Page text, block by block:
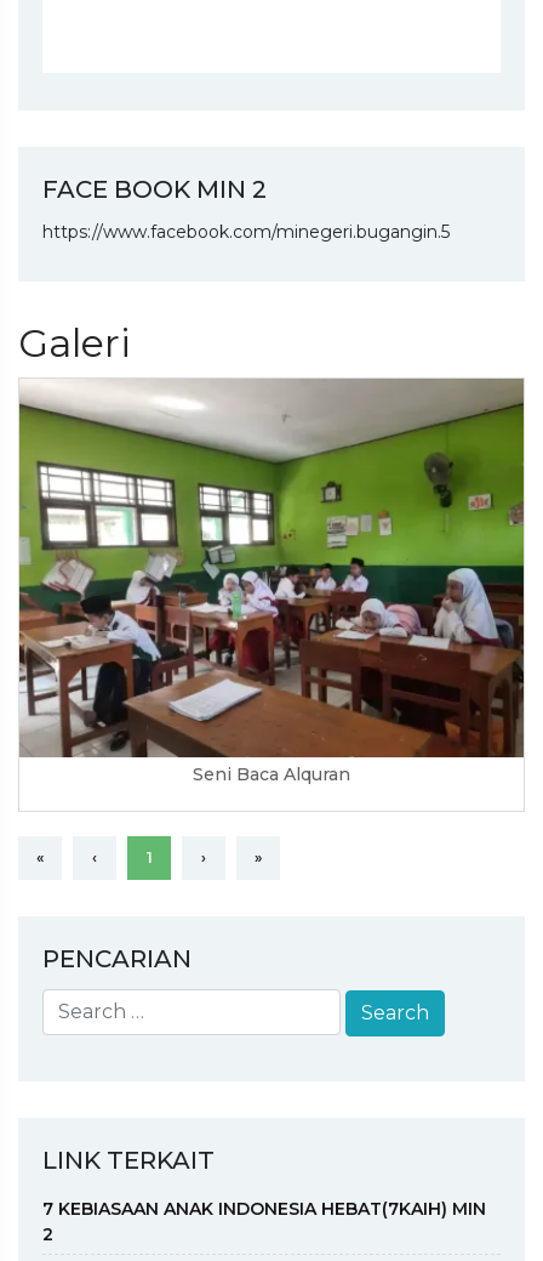
FACE BOOK MIN 2
https://www.facebook.com/minegeri.bugangin.5
Galeri
Seni Baca Alquran
« ‹ 1 › »
PENCARIAN
LINK TERKAIT
7 KEBIASAAN ANAK INDONESIA HEBAT(7KAIH) MIN
2